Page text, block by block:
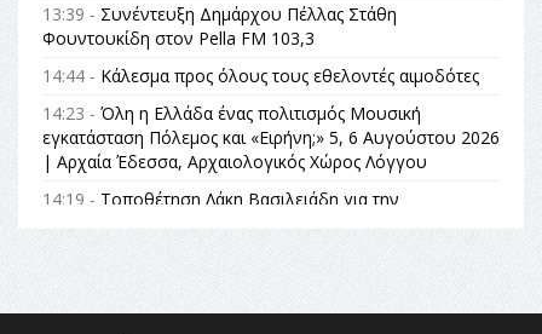
13:39 - Συνέντευξη Δημάρχου Πέλλας Στάθη
Φουντουκίδη στον Pella FM 103,3
14:44 - Κάλεσμα προς όλους τους εθελοντές αιμοδότες
14:23 - Όλη η Ελλάδα ένας πολιτισμός Μουσική
εγκατάσταση Πόλεμος και «Ειρήνη;» 5, 6 Αυγούστου 2026
| Αρχαία Έδεσσα, Αρχαιολογικός Χώρος Λόγγου
14:19 - Τοποθέτηση Λάκη Βασιλειάδη για την
Αναθεώρηση του Συντάγματος: «Σε τέτοιες κορυφαίες
θεσμικές διαδικασίες υπάρχει μόνο η ευθύνη απέναντι
στις επόμενες γενιές»
16:35 -Το πρόγραμμα του ΠΑΟΚ στον δεύτερο γύρο του